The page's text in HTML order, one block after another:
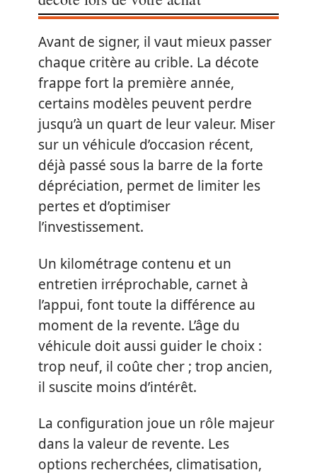
Avant de signer, il vaut mieux passer
chaque critère au crible. La décote
frappe fort la première année,
certains modèles peuvent perdre
jusqu’à un quart de leur valeur. Miser
sur un véhicule d’occasion récent,
déjà passé sous la barre de la forte
dépréciation, permet de limiter les
pertes et d’optimiser
l’investissement.
Un kilométrage contenu et un
entretien irréprochable, carnet à
l’appui, font toute la différence au
moment de la revente. L’âge du
véhicule doit aussi guider le choix :
trop neuf, il coûte cher ; trop ancien,
il suscite moins d’intérêt.
La configuration joue un rôle majeur
dans la valeur de revente. Les
options recherchées, climatisation,